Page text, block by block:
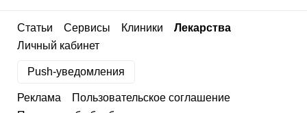
Статьи Сервисы Клиники
Лекарства
Личный кабинет
Push-уведомления
Реклама
Пользовательское соглашение